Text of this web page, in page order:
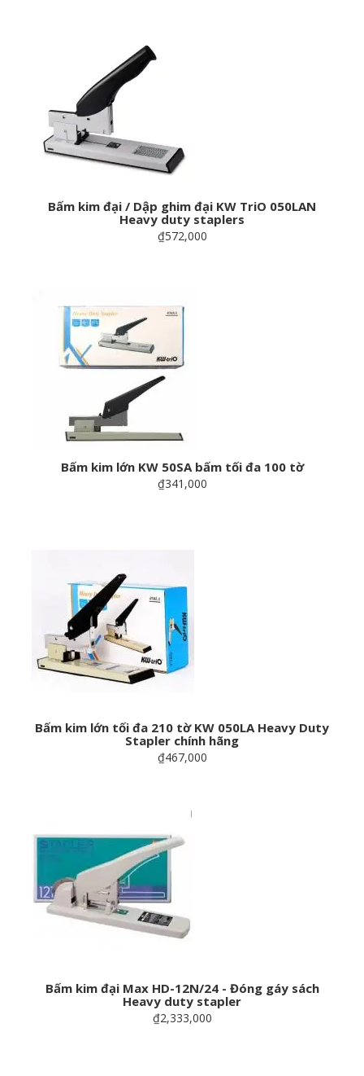
Bấm kim đại / Dập ghim đại KW TriO 050LAN
Heavy duty staplers
₫572,000
Bấm kim lớn KW 50SA bấm tối đa 100 tờ
₫341,000
Bấm kim lớn tối đa 210 tờ KW 050LA Heavy Duty
Stapler chính hãng
₫467,000
Bấm kim đại Max HD-12N/24 - Đóng gáy sách
Heavy duty stapler
₫2,333,000